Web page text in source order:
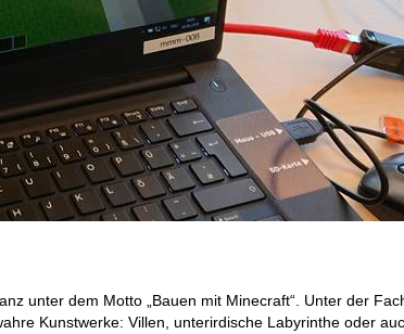
unter dem Motto „Bauen mit Minecraft“. Unter der
Kunstwerke: Villen, unterirdische Labyrinthe oder